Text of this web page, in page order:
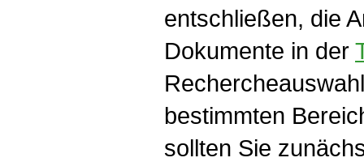
entschließen, die
Dokumente in der
bestimmten
sollten Sie